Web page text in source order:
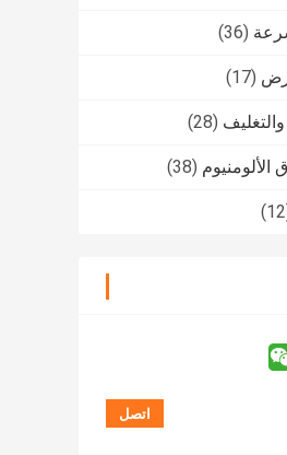
(36)
(17)
والتغليف (28)
(38)